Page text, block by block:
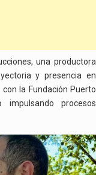
una productora
y presencia en
la Fundación Puerto
impulsando procesos